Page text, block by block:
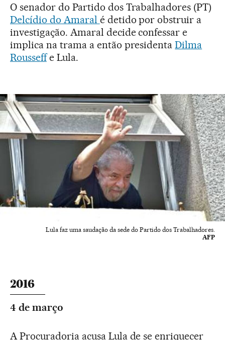
O senador do Partido dos Trabalhadores (PT)
Delcídio do Amaral é detido por obstruir a
investigação. Amaral decide confessar e
implica na trama a então presidentaDilma
Rousseffe Lula.
Lula faz uma saudação da sede do Partido dos Trabalhadores.
AFP
2016
4 de março
A Procuradoria acusa Lula de se enriquecer